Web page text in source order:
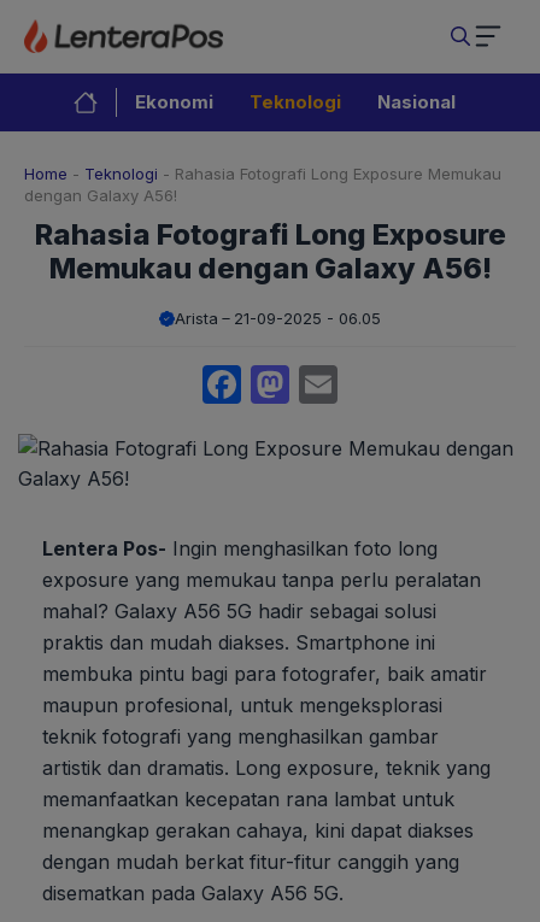
Langsung
isi
Ekonomi Teknologi Nasional
Home - Teknologi - Rahasia Fotografi Long Exposure Memukau
dengan Galaxy A56!
Rahasia Fotografi Long Exposure
Memukau dengan Galaxy A56!
Arista 21-09-2025 - 06.05
Facebook
Mastodon
Lentera Pos- Ingin menghasilkan foto long
exposure yang memukau tanpa perlu peralatan
mahal? Galaxy A56 5G hadir sebagai solusi
praktis dan mudah diakses. Smartphone ini
membuka pintu bagi para fotografer, baik amatir
maupun profesional, untuk mengeksplorasi
teknik fotografi yang menghasilkan gambar
artistik dan dramatis. Long exposure, teknik yang
memanfaatkan kecepatan rana lambat untuk
menangkap gerakan cahaya, kini dapat diakses
dengan mudah berkat fitur-fitur canggih yang
disematkan pada Galaxy A56 5G.